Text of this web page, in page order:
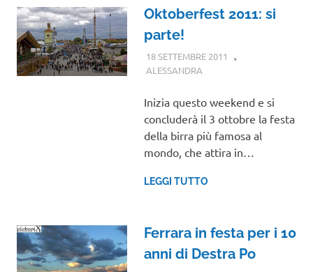
Oktoberfest 2011: si
parte!
18 SETTEMBRE 2011
ALESSANDRA
Inizia questo weekend e si
concluderà il 3 ottobre la festa
della birra più famosa al
mondo, che attira in…
LEGGI TUTTO
Ferrara in festa per i 10
anni di Destra Po